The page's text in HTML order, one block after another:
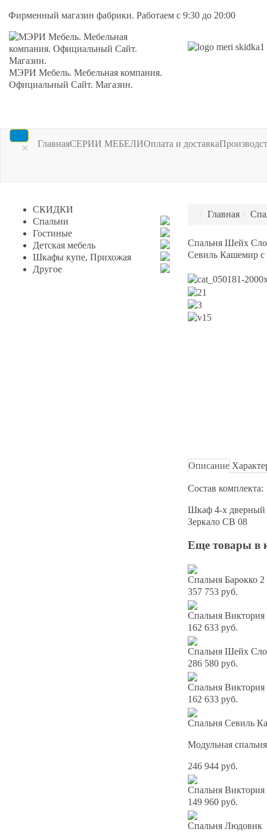
Фирменный магазин фабрики. Работаем с 9:30 до 20:00
МЭРИ Мебель. Мебельная компания.
Официальный Сайт. Магазин.
× ГлавнаяСЕРИИ МЕБЕЛИОплата и доставка
Главная
Спальня Шейх
Севиль Кашемир с
Описание
Состав комплекта:
Шкаф 4-х дверный
Зеркало СВ 08
Еще товары в
Спальня Барокко 2
357 753 руб.
Спальня Виктория
162 633 руб.
Спальня Шейх
286 580 руб.
Спальня Виктория
162 633 руб.
Спальня Севиль
Модульная спальня
246 944 руб.
Спальня
149 960 руб.
Спальня Людовик
СКИДКИ
Спальни
Гостиные
Детская мебель
Шкафы купе, Прихожая
Другое